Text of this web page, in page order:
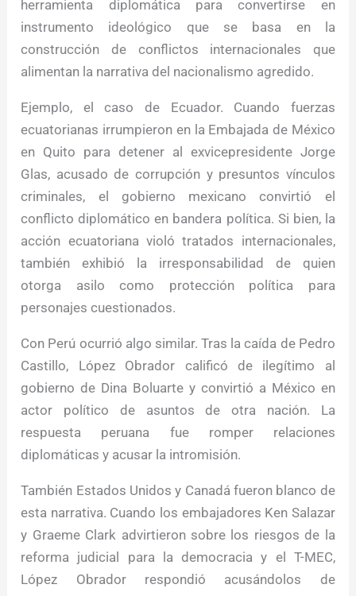
herramienta diplomática para convertirse en
instrumento ideológico que se basa en la
construcción de conflictos internacionales que
alimentan la narrativa del nacionalismo agredido.
Ejemplo, el caso de Ecuador. Cuando fuerzas
ecuatorianas irrumpieron en la Embajada de México
en Quito para detener al exvicepresidente Jorge
Glas, acusado de corrupción y presuntos vínculos
criminales, el gobierno mexicano convirtió el
conflicto diplomático en bandera política. Si bien, la
acción ecuatoriana violó tratados internacionales,
también exhibió la irresponsabilidad de quien
otorga asilo como protección política para
personajes cuestionados.
Con Perú ocurrió algo similar. Tras la caída de Pedro
Castillo, López Obrador calificó de ilegítimo al
gobierno de Dina Boluarte y convirtió a México en
actor político de asuntos de otra nación. La
respuesta peruana fue romper relaciones
diplomáticas y acusar la intromisión.
También Estados Unidos y Canadá fueron blanco de
esta narrativa. Cuando los embajadores Ken Salazar
y Graeme Clark advirtieron sobre los riesgos de la
reforma judicial para la democracia y el T-MEC,
López Obrador respondió acusándolos de